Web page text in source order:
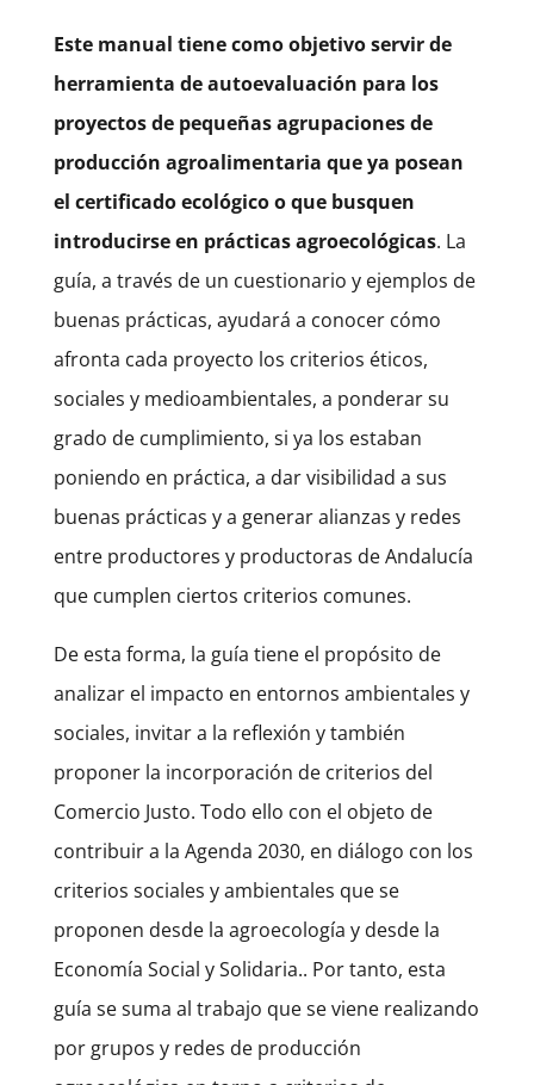
Este manual tiene como objetivo servir de
herramienta de autoevaluación para los
proyectos de pequeñas agrupaciones de
producción agroalimentaria que ya posean
el certificado ecológico o que busquen
introducirse en prácticas agroecológicas. La
guía, a través de un cuestionario y ejemplos de
buenas prácticas, ayudará a conocer cómo
afronta cada proyecto los criterios éticos,
sociales y medioambientales, a ponderar su
grado de cumplimiento, si ya los estaban
poniendo en práctica, a dar visibilidad a sus
buenas prácticas y a generar alianzas y redes
entre productores y productoras de Andalucía
que cumplen ciertos criterios comunes.
De esta forma, la guía tiene el propósito de
analizar el impacto en entornos ambientales y
sociales, invitar a la reflexión y también
proponer la incorporación de criterios del
Comercio Justo. Todo ello con el objeto de
contribuir a la Agenda 2030, en diálogo con los
criterios sociales y ambientales que se
proponen desde la agroecología y desde la
Economía Social y Solidaria.. Por tanto, esta
guía se suma al trabajo que se viene realizando
por grupos y redes de producción